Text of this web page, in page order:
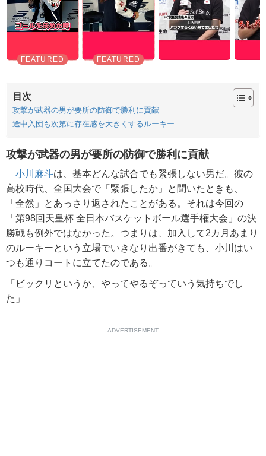
目次
攻撃が武器の男が要所の防御で勝利に貢献
途中入団も次第に存在感を大きくするルーキー
攻撃が武器の男が要所の防御で勝利に貢献
小川麻斗は、基本どんな試合でも緊張しない男だ。彼の
高校時代、全国大会で「緊張したか」と聞いたときも、
「全然」とあっさり返されたことがある。それは今回の
「第98回天皇杯 全日本バスケットボール選手権大会」の決
勝戦も例外ではなかった。つまりは、加入して2カ月あまり
のルーキーという立場でいきなり出番がきても、小川はい
つも通りコートに立てたのである。
「ビックリというか、やってやるぞっていう気持ちでし
た」
ADVERTISEMENT